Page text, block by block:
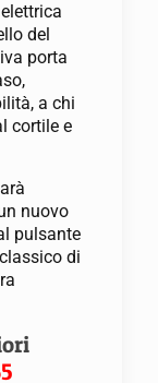
del
porta
a chi
cortile e
nuovo
pulsante
di